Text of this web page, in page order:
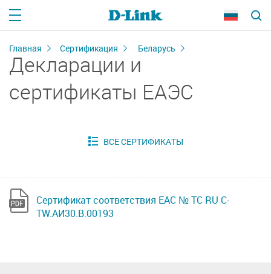
Главная Сертификация Беларусь
Декларации и
сертификаты ЕАЭС
Сертификат соответствия ЕАС № ТС RU C-
TW.АИ30.В.00193